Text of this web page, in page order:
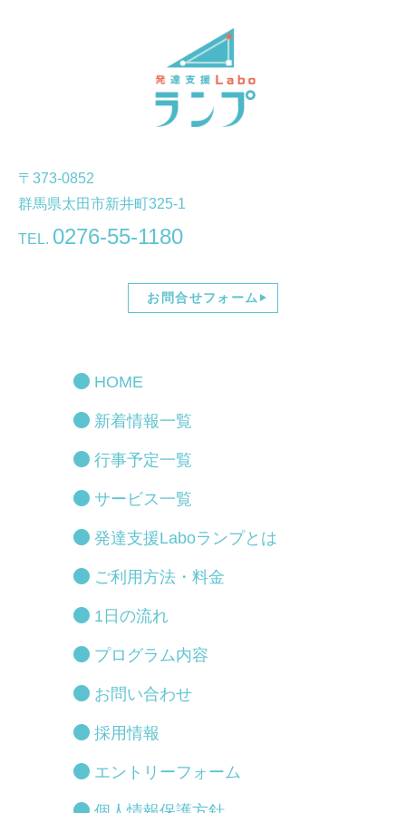
〒373-0852
群馬県太田市新井町325-1
TEL. 0276-55-1180
お問合せフォーム
HOME
新着情報一覧
行事予定一覧
サービス一覧
発達支援Laboランプとは
ご利用方法・料金
1日の流れ
プログラム内容
お問い合わせ
採用情報
エントリーフォーム